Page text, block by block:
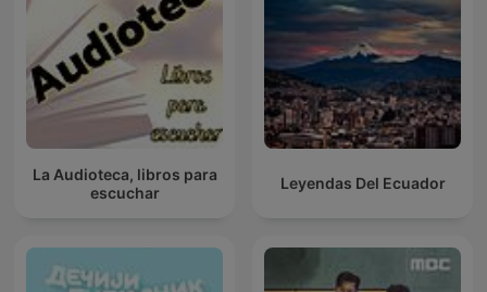
La Audioteca, libros para
escuchar
Leyendas Del Ecuador